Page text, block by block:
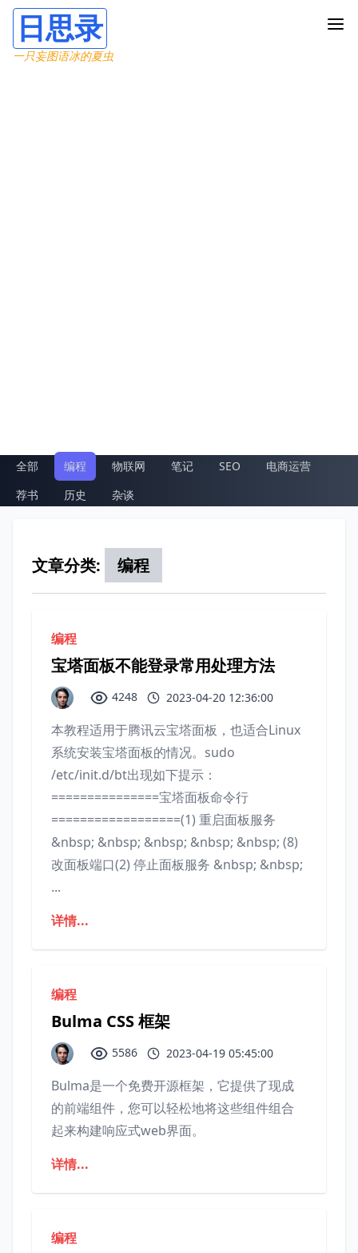
日思录
一只妄图语冰的夏虫
全部 编程 物联网 笔记 SEO
电商运营
荐书
历史 杂谈
文章分类: 编程
编程
宝塔面板不能登录常用处理方法
4248 2023-04-20 12:36:00
本教程适用于腾讯云宝塔面板，也适合Linux
系统安装宝塔面板的情况。sudo
/etc/init.d/bt出现如下提示：
===============宝塔面板命令行
==================(1) 重启面板服务
&nbsp; &nbsp; &nbsp; &nbsp; &nbsp; (8)
改面板端口(2) 停止面板服务 &nbsp; &nbsp;
...
详情...
编程
Bulma CSS 框架
5586 2023-04-19 05:45:00
Bulma是一个免费开源框架，它提供了现成
的前端组件，您可以轻松地将这些组件组合
起来构建响应式web界面。
详情...
编程